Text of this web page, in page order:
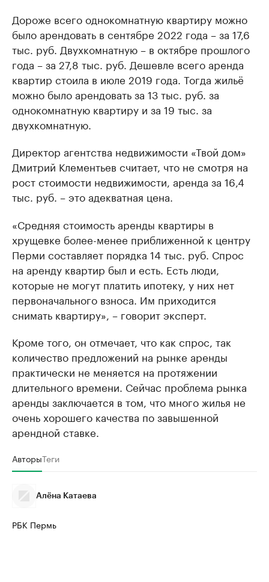
Дороже всего однокомнатную квартиру можно
было арендовать в сентябре 2022 года – за 17,6
тыс. руб. Двухкомнатную – в октябре прошлого
года – за 27,8 тыс. руб. Дешевле всего аренда
квартир стоила в июле 2019 года. Тогда жильё
можно было арендовать за 13 тыс. руб. за
однокомнатную квартиру и за 19 тыс. за
двухкомнатную.
Директор агентства недвижимости «Твой дом»
Дмитрий Клементьев считает, что не смотря на
рост стоимости недвижимости, аренда за 16,4
тыс. руб. – это адекватная цена.
«Средняя стоимость аренды квартиры в
хрущевке более-менее приближенной к центру
Перми составляет порядка 14 тыс. руб. Спрос
на аренду квартир был и есть. Есть люди,
которые не могут платить ипотеку, у них нет
первоначального взноса. Им приходится
снимать квартиру», – говорит эксперт.
Кроме того, он отмечает, что как спрос, так
количество предложений на рынке аренды
практически не меняется на протяжении
длительного времени. Сейчас проблема рынка
аренды заключается в том, что много жилья не
очень хорошего качества по завышенной
арендной ставке.
АвторыТеги
Алёна Катаева
РБК Пермь